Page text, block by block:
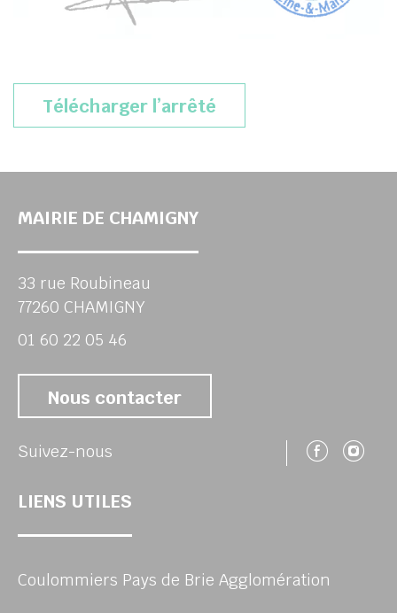
Télécharger l’arrêté
MAIRIE DE CHAMIGNY
33 rue Roubineau
77260 CHAMIGNY
01 60 22 05 46
Nous contacter
Suivez-nous
LIENS UTILES
Coulommiers Pays de Brie Agglomération